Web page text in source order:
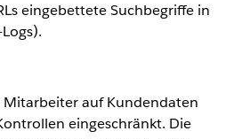
eingebettete Suchbegriffe in
Mitarbeiter auf Kundendaten
eingeschränkt. Die